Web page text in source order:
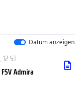
Datum anzeigen
, 12.ST
FSV Admira